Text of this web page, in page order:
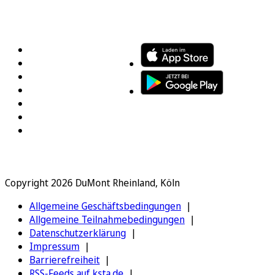
Copyright 2026 DuMont Rheinland, Köln
Allgemeine Geschäftsbedingungen
Allgemeine Teilnahmebedingungen
Datenschutzerklärung
Impressum
Barrierefreiheit